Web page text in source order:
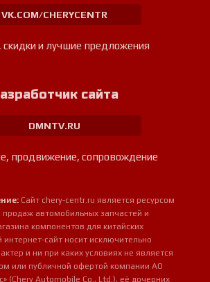
VK.COM/CHERYCENTR
скидки и лучшие предложения
сайта
DMNTV.RU
продвижение, сопровождение
Сайт chery-centr.ru является ресурсом
продаж автомобильных запчастей и
компонентов для китайских
сайт носит исключительно
и ни при каких условиях не является
или публичной офертой компании АО
(Chery Automobile Co., Ltd.), её дочерних